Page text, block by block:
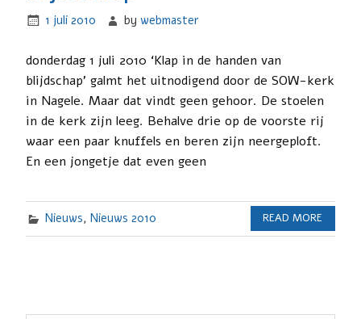
1 juli 2010 bywebmaster
donderdag 1 juli 2010 ‘Klap in de handen van
blijdschap’ galmt het uitnodigend door de SOW-kerk
in Nagele. Maar dat vindt geen gehoor. De stoelen
in de kerk zijn leeg. Behalve drie op de voorste rij
waar een paar knuffels en beren zijn neergeploft.
En een jongetje dat even geen
Nieuws, Nieuws 2010 READ MORE